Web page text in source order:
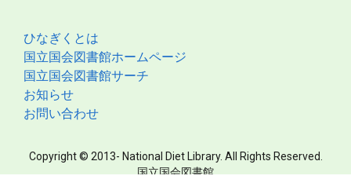
ひなぎくとは
国立国会図書館ホームページ
国立国会図書館サーチ
お知らせ
お問い合わせ
Copyright © 2013- National Diet Library. All Rights Reserved.